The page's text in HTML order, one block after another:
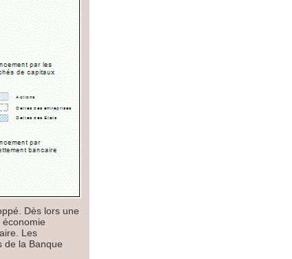
Dès lors une
Les
de la Banque